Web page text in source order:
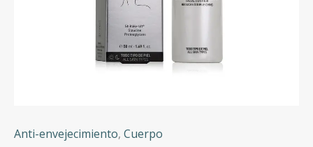
Anti-envejecimiento, Cuerpo